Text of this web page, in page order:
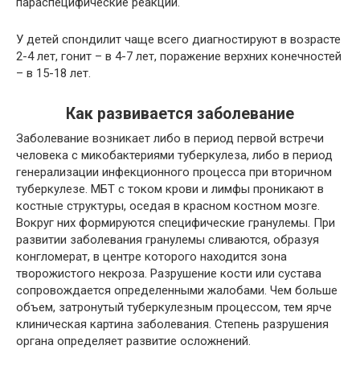
У детей спондилит чаще всего диагностируют в возрасте
2-4 лет, гонит – в 4-7 лет, поражение верхних конечностей
– в 15-18 лет.
Как развивается заболевание
Заболевание возникает либо в период первой встречи
человека с микобактериями туберкулеза, либо в период
генерализации инфекционного процесса при вторичном
туберкулезе. МБТ с током крови и лимфы проникают в
костные структуры, оседая в красном костном мозге.
Вокруг них формируются специфические гранулемы. При
развитии заболевания гранулемы сливаются, образуя
конгломерат, в центре которого находится зона
творожистого некроза. Разрушение кости или сустава
сопровождается определенными жалобами. Чем больше
объем, затронутый туберкулезным процессом, тем ярче
клиническая картина заболевания. Степень разрушения
органа определяет развитие осложнений.